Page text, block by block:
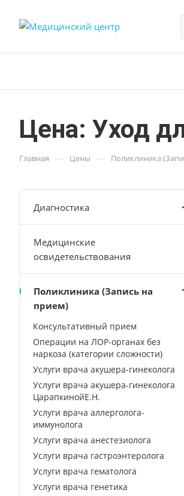
Цена: Уход
Главная — Цены — Поликлиника
Диагностика
Медицинские
освидетельствования
Поликлиника (Запись на
прием)
Консультативный прием
Операции на ЛОР-органах без
наркоза (категории сложности)
Услуги врача акушера-гинеколога
Услуги врача акушера-гинеколога
ЦарапкинойЕ.Н.
Услуги врача аллерголога-
иммунолога
Услуги врача анестезиолога
Услуги врача гастроэнтеролога
Услуги врача гематолога
Услуги врача генетика